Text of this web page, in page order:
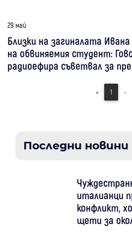
29 май
Близки на загиналата
на обвиняемия студент:
радиоефира съветвал за
« 1 »
Последни новини
италианци
конфликт,
щети за